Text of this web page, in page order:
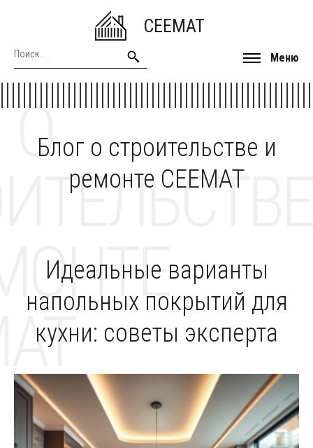
CEEMAT
Меню
Блог о строительстве и
ремонте CEEMAT
О
Идеальные варианты
напольных покрытий для
кухни: советы эксперта